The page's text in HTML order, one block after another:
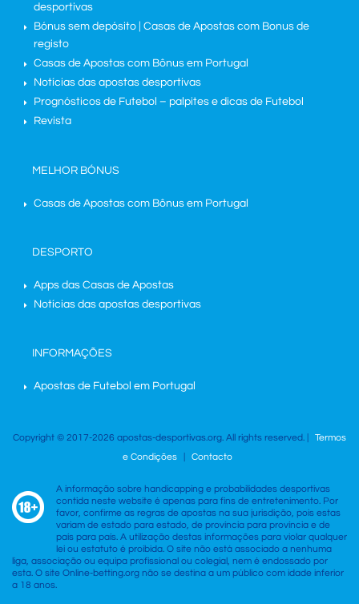
desportivas
Bónus sem depósito | Casas de Apostas com Bonus de
registo
Casas de Apostas com Bônus em Portugal
Notícias das apostas desportivas
Prognósticos de Futebol – palpites e dicas de Futebol
Revista
MELHOR BÓNUS
Casas de Apostas com Bônus em Portugal
DESPORTO
Apps das Casas de Apostas
Notícias das apostas desportivas
INFORMAÇÕES
Apostas de Futebol em Portugal
Copyright © 2017-2026 apostas-desportivas.org. All rights reserved. |
Termos
e Condições
Contacto
A informação sobre handicapping e probabilidades desportivas
contida neste website é apenas para fins de entretenimento. Por
favor, confirme as regras de apostas na sua jurisdição, pois estas
variam de estado para estado, de província para província e de
país para país. A utilização destas informações para violar qualquer
lei ou estatuto é proibida. O site não está associado a nenhuma
liga, associação ou equipa profissional ou colegial, nem é endossado por
esta. O site Online-betting.org não se destina a um público com idade inferior
a 18 anos.
×